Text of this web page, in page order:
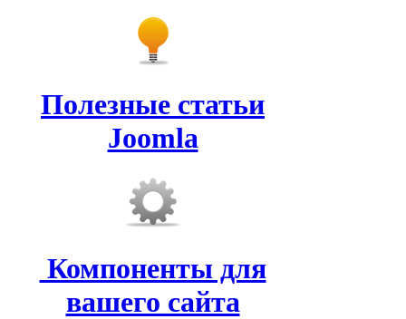
Полезные статьи
Joomla
Компоненты для
вашего сайта